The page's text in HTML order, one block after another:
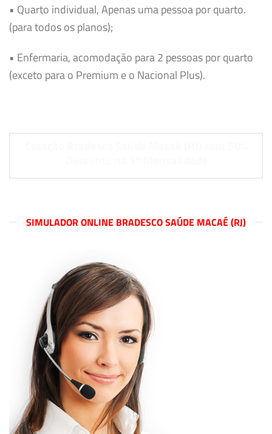
• Quarto individual, Apenas uma pessoa por quarto.
(para todos os planos);
• Enfermaria, acomodação para 2 pessoas por quarto
(exceto para o Premium e o Nacional Plus).
SIMULADOR ONLINE BRADESCO SAÚDE MACAÉ (RJ)